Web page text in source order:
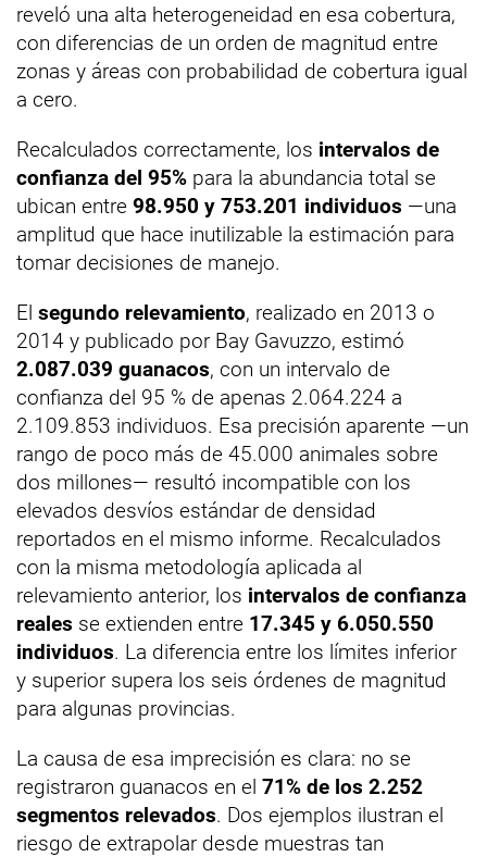
reveló una alta heterogeneidad en esa cobertura,
con diferencias de un orden de magnitud entre
zonas y áreas con probabilidad de cobertura igual
a cero.
Recalculados correctamente, los intervalos de
confianza del 95% para la abundancia total se
ubican entre 98.950 y 753.201 individuos —una
amplitud que hace inutilizable la estimación para
tomar decisiones de manejo.
El segundo relevamiento, realizado en 2013 o
2014 y publicado por Bay Gavuzzo, estimó
2.087.039 guanacos, con un intervalo de
confianza del 95 % de apenas 2.064.224 a
2.109.853 individuos. Esa precisión aparente —un
rango de poco más de 45.000 animales sobre
dos millones— resultó incompatible con los
elevados desvíos estándar de densidad
reportados en el mismo informe. Recalculados
con la misma metodología aplicada al
relevamiento anterior, los intervalos de confianza
reales se extienden entre 17.345 y 6.050.550
individuos. La diferencia entre los límites inferior
y superior supera los seis órdenes de magnitud
para algunas provincias.
La causa de esa imprecisión es clara: no se
registraron guanacos en el 71% de los 2.252
segmentos relevados. Dos ejemplos ilustran el
riesgo de extrapolar desde muestras tan